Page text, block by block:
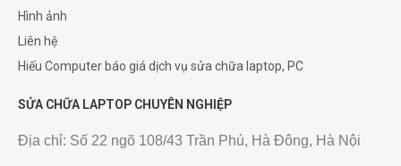
Hình ảnh
Liên hệ
Hiếu Computer báo giá dịch vụ sửa chữa laptop, PC
SỬA CHỮA LAPTOP CHUYÊN NGHIỆP
Địa chỉ: Số 22 ngõ 108/43 Trần Phú, Hà Đông, Hà Nội